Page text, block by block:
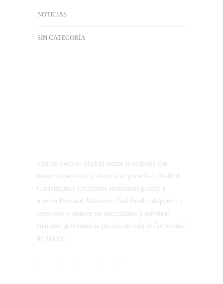
NOTICIAS
SIN CATEGORÍA
Vinresa Poceros Madrid somos la empresa con
mayor experiencia y eficacia en pocería en Madrid.
Garantizamos Excelentes Resultados gracias a
nuestro Personal Altamente Cualificado, dispuesto a
asesorarle y atender sus necesidades y solventar
cualquier problema de pocería en toda la Comunidad
de Madrid.